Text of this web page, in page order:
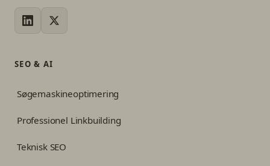
SEO & AI
Søgemaskineoptimering
Professionel Linkbuilding
Teknisk SEO